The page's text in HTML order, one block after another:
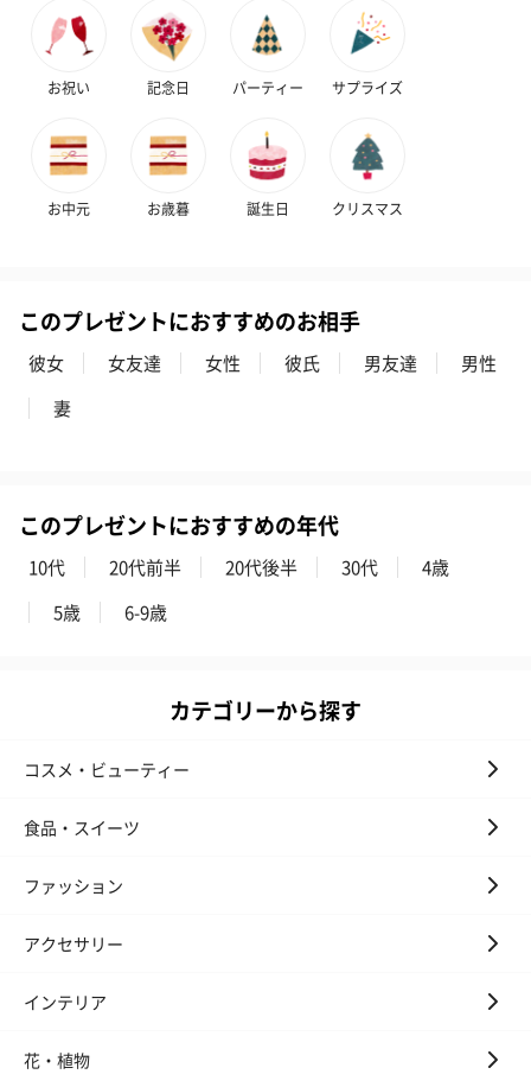
お祝い 記念日 パーティー サプライズ
お中元 お歳暮 誕生日 クリスマス
このプレゼントにおすすめのお相手
彼女 女友達 女性 彼氏 男友達
男性
妻
このプレゼントにおすすめの年代
10代 20代前半 20代後半 30代
4歳
5歳
6-9歳
カテゴリーから探す
コスメ・ビューティー
食品・スイーツ
ファッション
アクセサリー
インテリア
花・植物